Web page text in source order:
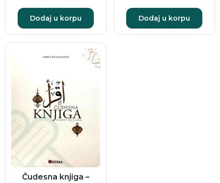
Dodaj u korpu Dodaj u korpu
Čudesna knjiga –